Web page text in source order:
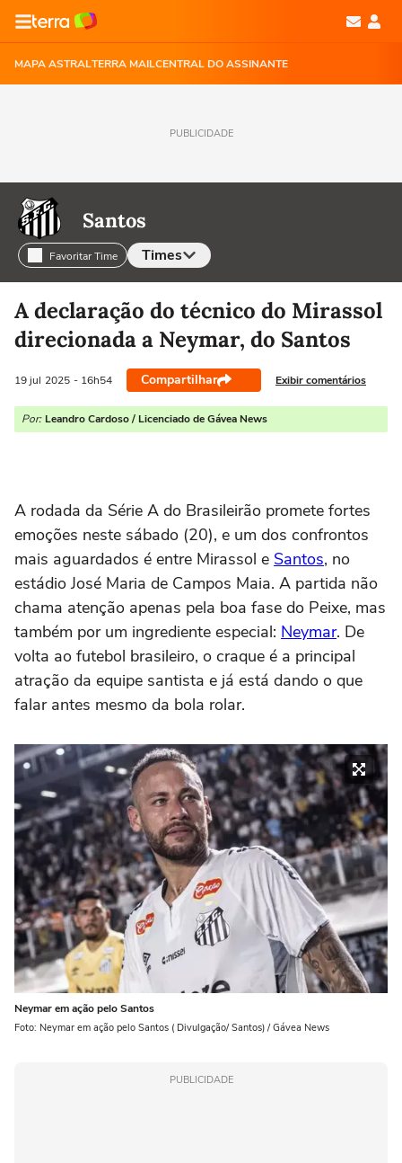
MAPA ASTRALTERRA MAILCENTRAL DO ASSINANTE
PUBLICIDADE
Santos
Favoritar Time Times
Selecione o time para ver as notícias
A declaração do técnico do Mirassol
direcionada a Neymar, do Santos
19 jul 2025 - 16h54 Compartilhar Exibir comentários
Por: Leandro Cardoso / Licenciado de Gávea News
A rodada da Série A do Brasileirão promete fortes
emoções neste sábado (20), e um dos confrontos
mais aguardados é entre Mirassol e Santos, no
estádio José Maria de Campos Maia. A partida não
chama atenção apenas pela boa fase do Peixe, mas
também por um ingrediente especial: Neymar. De
volta ao futebol brasileiro, o craque é a principal
atração da equipe santista e já está dando o que
falar antes mesmo da bola rolar.
Neymar em ação pelo Santos
Foto: Neymar em ação pelo Santos ( Divulgação/ Santos) / Gávea News
PUBLICIDADE